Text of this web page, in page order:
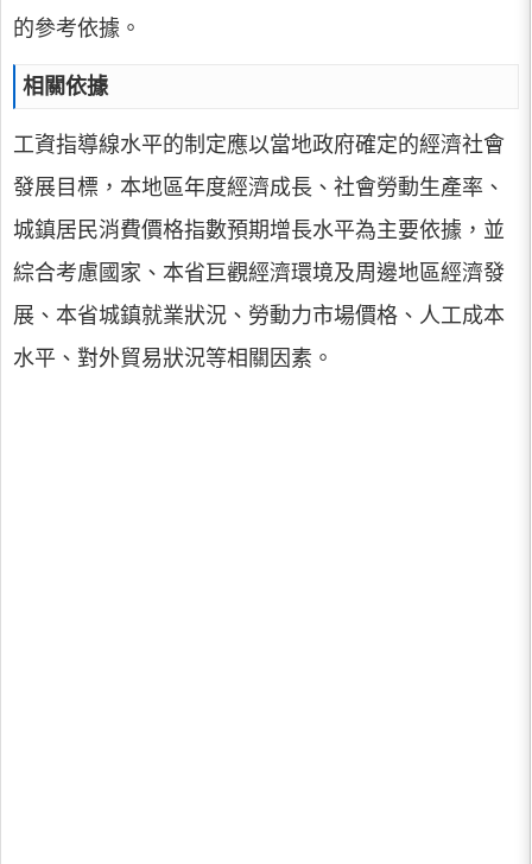
的參考依據。
相關依據
工資指導線水平的制定應以當地政府確定的經濟社會
發展目標，本地區年度經濟成長、社會勞動生產率、
城鎮居民消費價格指數預期增長水平為主要依據，並
綜合考慮國家、本省巨觀經濟環境及周邊地區經濟發
展、本省城鎮就業狀況、勞動力市場價格、人工成本
水平、對外貿易狀況等相關因素。